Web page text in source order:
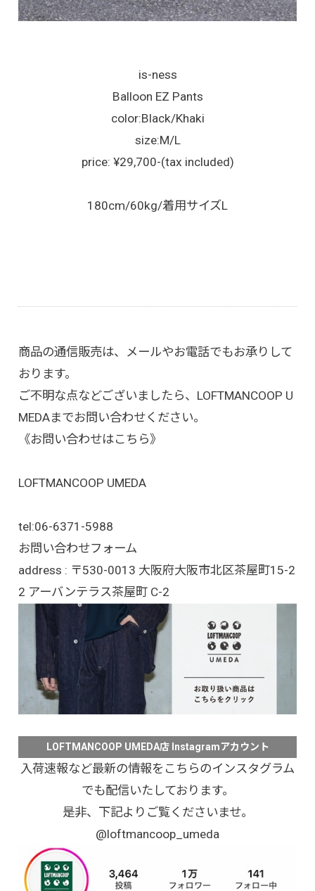
is-ness
Balloon EZ Pants
color:Black/Khaki
size:M/L
price: ¥29,700-(tax included)
180cm/60kg/着用サイズL
商品の通信販売は、メールやお電話でもお承りして
おります。
ご不明な点などございましたら、LOFTMANCOOP U
MEDAまでお問い合わせください。
《お問い合わせはこちら》
LOFTMANCOOP UMEDA
tel:06-6371-5988
お問い合わせフォーム
address : 〒530-0013 大阪府大阪市北区茶屋町15-2
2 アーバンテラス茶屋町 C-2
LOFTMANCOOP UMEDA店 Instagramアカウント
入荷速報など最新の情報をこちらのインスタグラム
でも配信いたしております。
是非、下記よりご覧くださいませ。
@loftmancoop_umeda